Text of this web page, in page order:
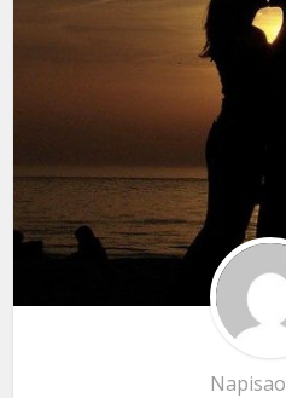
Napisao